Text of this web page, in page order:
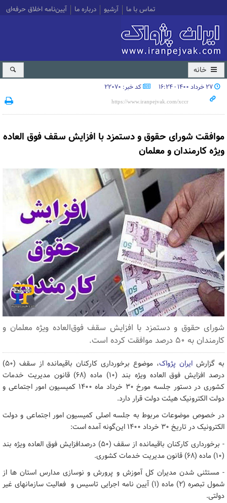
تماس با ما آرشیو درباره ما آیین‌نامه اخلاق حرفه‌ای
خانه
۲۷ خرداد ۱۴۰۰ - ۱۶:۲۴ کد خبر: 22070
موافقت شورای حقوق و دستمزد با افزایش سقف فوق العاده
ویژه کارمندان و معلمان
شورای حقوق و دستمزد با افزایش سقف فوق‌العاده ویژه معلمان و
کارمندان به ۵۰ درصد موافقت کرده است.
به گزارش ایران پژواک
، موضوع برخورداری کارکنان باقیمانده از سقف (۵۰)
درصد افزایش فوق العاده ویژه بند (۱۰) ماده (۶۸) قانون مدیریت خدمات
کشوری در دستور جلسه مورخ ۳۰ خرداد ماه ۱۴۰۰ کمیسیون امور اجتماعی و
دولت الکترونیک هیئت دولت قرار دارد.
در خصوص موضوعات مربوط به جلسه اصلی کمیسیون امور اجتماعی و دولت
الکترونیک در تاریخ ۳۰ خرداد ۱۴۰۰ این‌گونه آمده است:
- برخورداری کارکنان باقیمانده از سقف (۵۰) درصدافزایش فوق العاده ویژه بند
(۱۰) ماده (۶۸) قانون مدیریت خدمات کشوری.
- مستثنی شدن مدیران کل آموزش و پرورش و نوسازی مدارس استان ها از
شمول تبصره (۲) ماده (۱) آیین نامه اجرایی تاسیس و فعالیت سازمانهای غیر
دولتی.